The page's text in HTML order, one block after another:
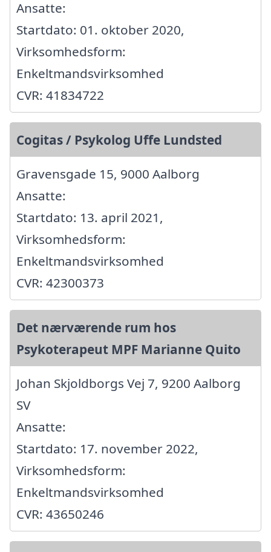
Ansatte:
Startdato: 01. oktober 2020,
Virksomhedsform:
Enkeltmandsvirksomhed
CVR: 41834722
Cogitas / Psykolog Uffe Lundsted
Gravensgade 15, 9000 Aalborg
Ansatte:
Startdato: 13. april 2021,
Virksomhedsform:
Enkeltmandsvirksomhed
CVR: 42300373
Det nærværende rum hos
Psykoterapeut MPF Marianne Quito
Johan Skjoldborgs Vej 7, 9200 Aalborg
SV
Ansatte:
Startdato: 17. november 2022,
Virksomhedsform:
Enkeltmandsvirksomhed
CVR: 43650246